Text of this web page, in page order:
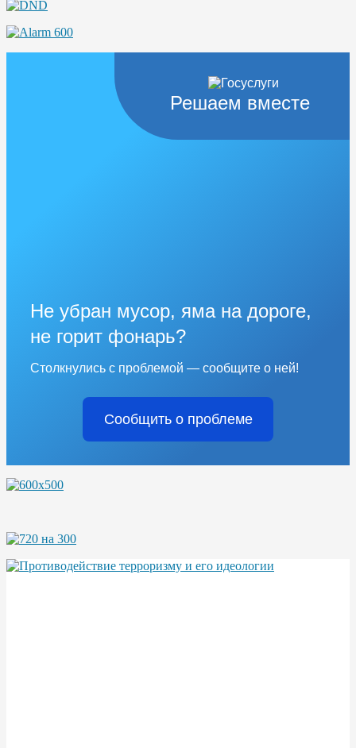
Решаем вместе
Не убран мусор, яма на дороге,
не горит фонарь?
Столкнулись с проблемой — сообщите о ней!
Сообщить о проблеме